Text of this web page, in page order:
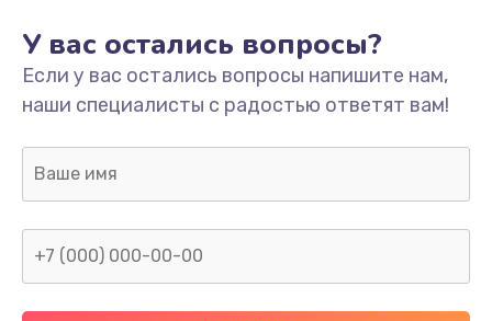
У вас остались вопросы?
Если у вас остались вопросы напишите нам,
наши специалисты с радостью ответят вам!